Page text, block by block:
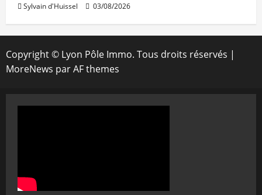
Sylvain d'Huissel 03/08/2026
Copyright © Lyon Pôle Immo. Tous droits réservés |
MoreNews par AF themes